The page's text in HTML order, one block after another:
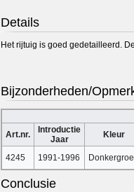
Details
Het rijtuig is goed gedetailleerd.
Bijzonderheden/
Art.nr.
Introductie
Jaar
Kleur
4245 1991-1996
Conclusie